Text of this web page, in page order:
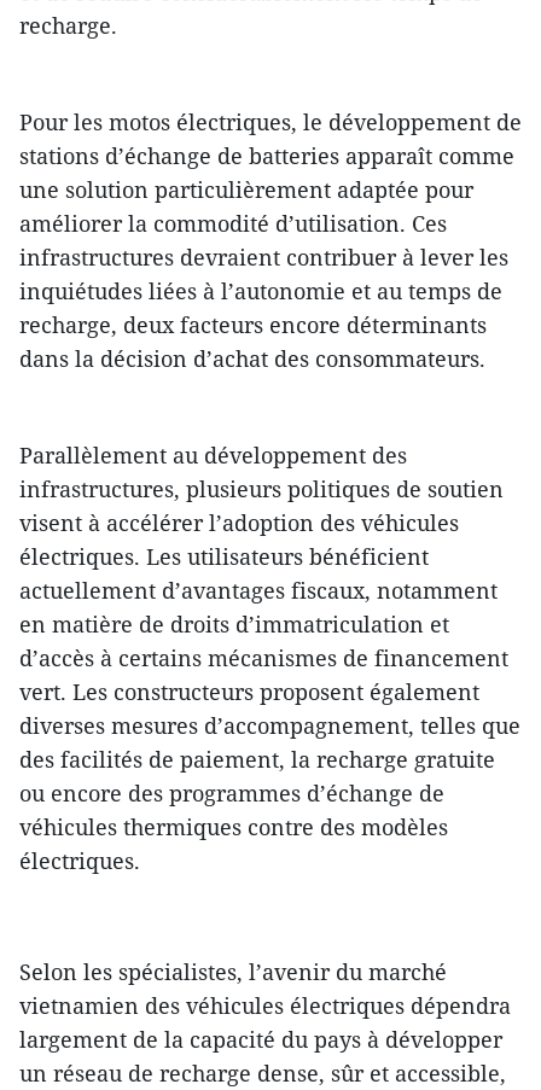
recharge.
Pour les motos électriques, le développement de
stations d’échange de batteries apparaît comme
une solution particulièrement adaptée pour
améliorer la commodité d’utilisation. Ces
infrastructures devraient contribuer à lever les
inquiétudes liées à l’autonomie et au temps de
recharge, deux facteurs encore déterminants
dans la décision d’achat des consommateurs.
Parallèlement au développement des
infrastructures, plusieurs politiques de soutien
visent à accélérer l’adoption des véhicules
électriques. Les utilisateurs bénéficient
actuellement d’avantages fiscaux, notamment
en matière de droits d’immatriculation et
d’accès à certains mécanismes de financement
vert. Les constructeurs proposent également
diverses mesures d’accompagnement, telles que
des facilités de paiement, la recharge gratuite
ou encore des programmes d’échange de
véhicules thermiques contre des modèles
électriques.
Selon les spécialistes, l’avenir du marché
vietnamien des véhicules électriques dépendra
largement de la capacité du pays à développer
un réseau de recharge dense, sûr et accessible,